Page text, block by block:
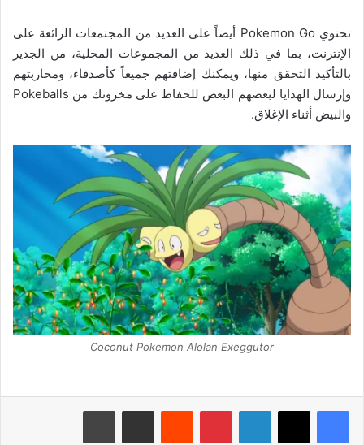
تحتوي Pokemon Go أيضاً على العديد من المجتمعات الرائعة على
الإنترنت، بما في ذلك العديد من المجموعات المحلية، من الجدير
بالتأكيد التحقق منها، ويمكنك إضافتهم جميعاً كأصدقاء، ومحاربتهم
وإرسال الهدايا لبعضهم البعض للحفاظ على مخزونك من Pokeballs
والبيض أثناء الإغلاق.
Coconut Pokemon Alolan Exeggutor
لينكدإن بينتيريست